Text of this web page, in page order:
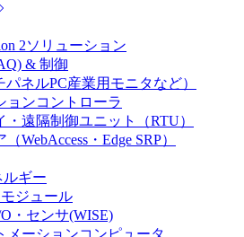
2ソリューション
& 制御
ネルPC産業用モニタなど）
ョンコントローラ
・遠隔制御ユニット（RTU）
WebAccess・Edge SRP）
ギー
ジュール
・センサ(WISE)
メーションコンピュータ